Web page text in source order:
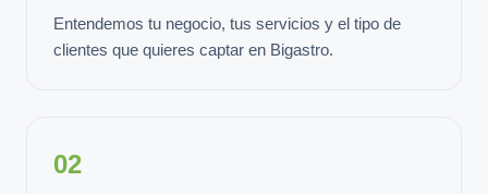
Entendemos tu negocio, tus servicios y el tipo de
clientes que quieres captar en Bigastro.
02